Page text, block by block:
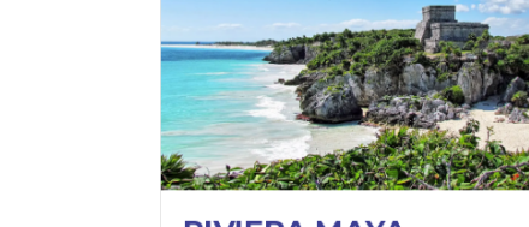
Conoce sus majestuosos sitios
arqueológicos.
Ven a sus parques naturales y
tématicos que son únicos en el
mundo.
Maravíllate con sus increíbles
cenotes.